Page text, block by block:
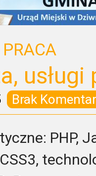
PRACA
Brak
PHP,